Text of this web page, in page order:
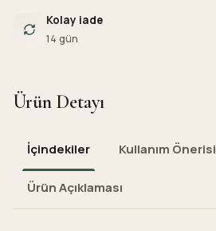
Kolay iade
14 gün
Ürün Detayı
İçindekiler Kullanım Önerisi
Ürün Açıklaması